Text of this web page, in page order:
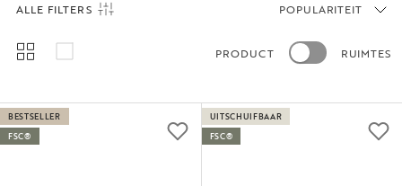
ALLE FILTERS
PRODUCT RUIMTES
POPULARITEIT
BESTSELLER
FSC®
UITSCHUIFBAAR
FSC®